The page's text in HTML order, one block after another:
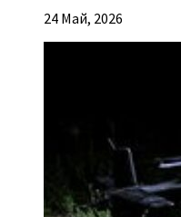
24 Май, 2026